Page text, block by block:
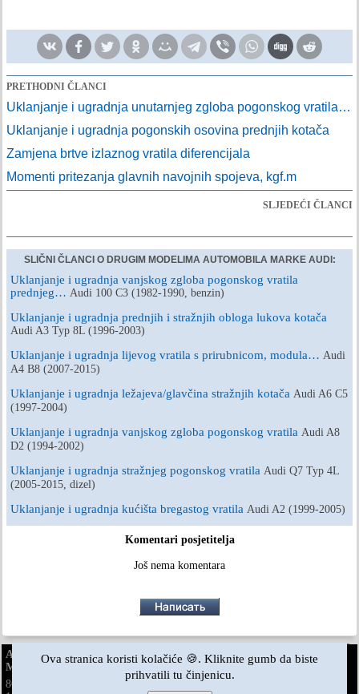
PRETHODNI ČLANCI
Uklanjanje i ugradnja unutarnjeg zgloba pogonskog vratila…
Uklanjanje i ugradnja pogonskih osovina prednjih kotača
Zamjena brtve izlaznog vratila diferencijala
Momenti pritezanja glavnih navojnih spojeva, kgf.m
SLJEDEĆI ČLANCI
SLIČNI ČLANCI O DRUGIM MODELIMA AUTOMOBILA MARKE AUDI:
Uklanjanje i ugradnja vanjskog zgloba pogonskog vratila
prednjeg… Audi 100 C3 (1982-1990, benzin)
Uklanjanje i ugradnja prednjih i stražnjih obloga lukova kotača
Audi A3 Typ 8L (1996-2003)
Uklanjanje i ugradnja lijevog vratila s prirubnicom, modula… Audi
A4 B8 (2007-2015)
Uklanjanje i ugradnja ležajeva/glavčina stražnjih kotača Audi A6 C5
(1997-2004)
Uklanjanje i ugradnja vanjskog zgloba pogonskog vratila Audi A8
D2 (1994-2002)
Uklanjanje i ugradnja stražnjeg pogonskog vratila Audi Q7 Typ 4L
(2005-2015, dizel)
Uklanjanje i ugradnja kućišta bregastog vratila Audi A2 (1999-2005)
Komentari posjetitelja
Još nema komentara
AudiManual.ru © 2017-2026·Puna verzija·Povratne informacije
Mapa stranice
Pretraživanje stranice
Vijesti i članci
80 B2
80 B4 dizel
Ova stranica koristi kolačiće 🍪. Kliknite gumb da biste
prihvatili tu činjenicu.